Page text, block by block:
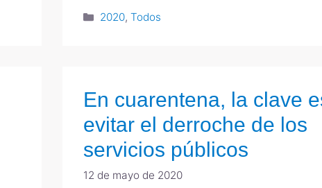
2020,Todos
En cuarentena, la clave
evitar el derroche de los
servicios públicos
12 de mayo de 2020